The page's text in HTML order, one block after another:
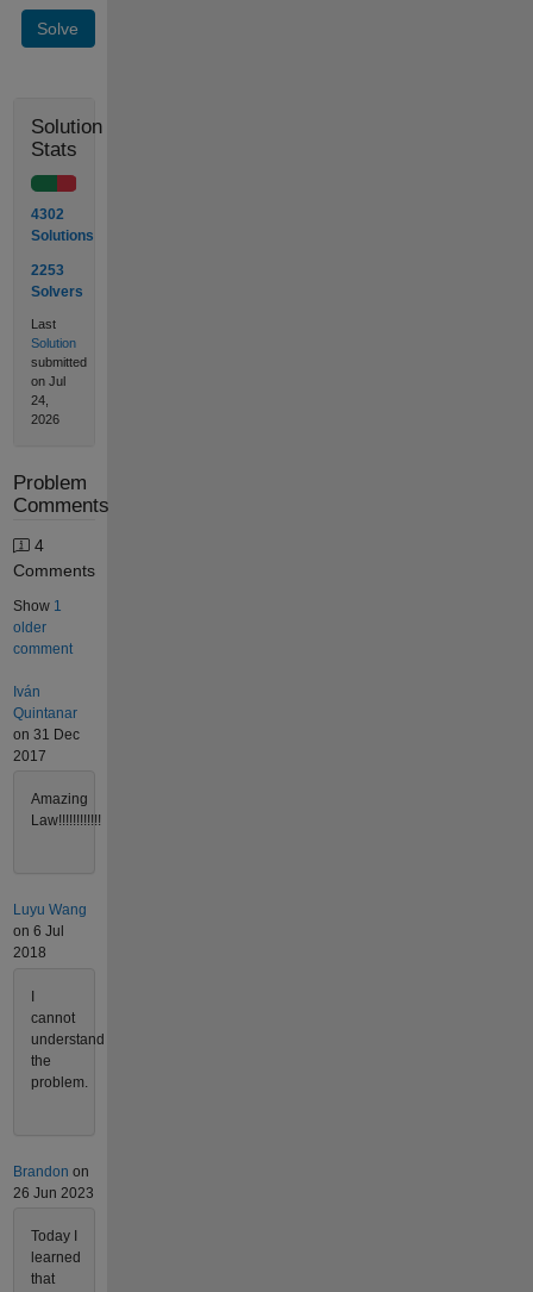
Solve
Solution
Stats
4302
Solutions
2253
Solvers
Last
Solution
submitted
on Jul
24,
2026
Problem
Comments
4
Comments
Show 1
older
comment
Iván
Quintanar
on 31 Dec
2017
Amazing
Law!!!!!!!!!!!!
Luyu Wang
on 6 Jul
2018
I
cannot
understand
the
problem.
Brandon on
26 Jun 2023
Today I
learned
that